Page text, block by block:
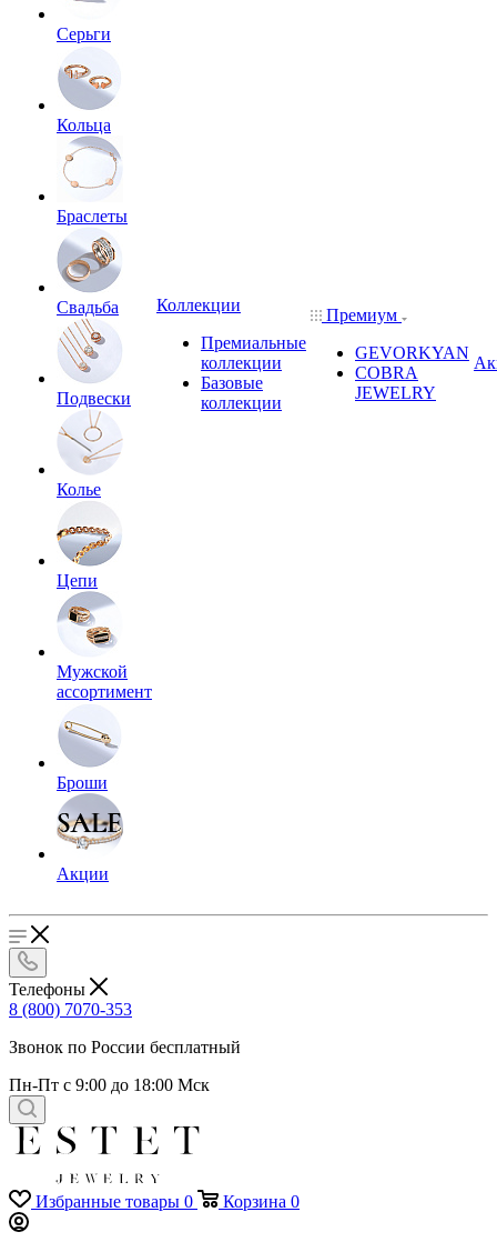
Серьги
Кольца
Браслеты
Свадьба
Подвески
Колье
Цепи
Мужской
ассортимент
Броши
Акции
Коллекции
Премиальные
коллекции
Базовые
коллекции
Премиум
GEVORKYAN
COBRA
JEWELRY
Телефоны
8 (800) 7070-353
Звонок по России бесплатный
Пн-Пт с 9:00 до 18:00 Мск
Избранные товары 0 Корзина 0